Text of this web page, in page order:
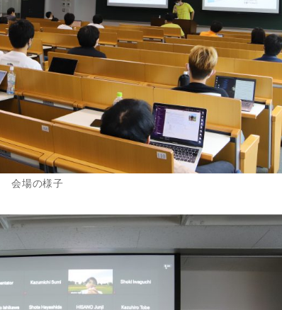
会場の様子